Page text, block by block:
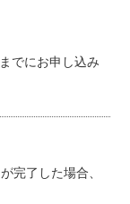
でにお申し込み
完了した場合、